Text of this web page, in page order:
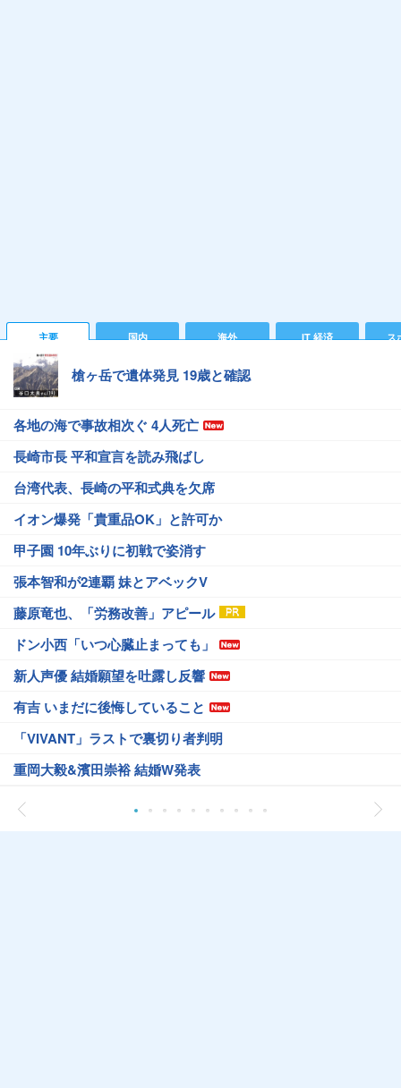
主要 国内 海外 IT 経済 ス
槍ヶ岳で遺体発見 19歳と確認
各地の海で事故相次ぐ 4人死亡
長崎市長 平和宣言を読み飛ばし
台湾代表、長崎の平和式典を欠席
イオン爆発「貴重品OK」と許可か
甲子園 10年ぶりに初戦で姿消す
張本智和が2連覇 妹とアベックV
藤原竜也、「労務改善」アピール
ドン小西「いつ心臓止まっても」
新人声優 結婚願望を吐露し反響
有吉 いまだに後悔していること
「VIVANT」ラストで裏切り者判明
重岡大毅&濱田崇裕 結婚W発表